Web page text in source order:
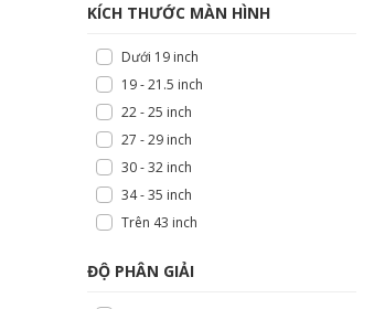
KÍCH THƯỚC MÀN HÌNH
Dưới 19 inch
19 - 21.5 inch
22 - 25 inch
27 - 29 inch
30 - 32 inch
34 - 35 inch
Trên 43 inch
ĐỘ PHÂN GIẢI